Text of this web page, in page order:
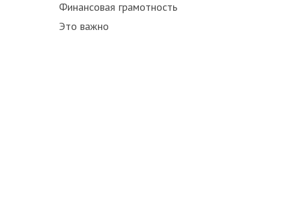
Финансовая грамотность
Это важно